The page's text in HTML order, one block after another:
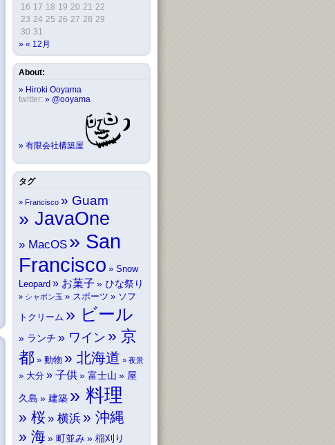
16 17 18 19 20 21 22
23 24 25 26 27 28 29
30 31
« 12月
About:
Hiroki Ooyama
twitter:
@ooyama
有限会社構築屋
タグ
Francisco Guam
JavaOne
MacOS
San
Francisco
Snow
Leopard
お菓子 ひな祭り
シャボン玉 スポーツ ソフ
トクリーム ビール
ランチ ワイン
京
都
動物 北海道 夜景
大分 子供 富士山 屋
久島 建築 料理
桜 横浜
沖縄
海
町並み 稲刈り